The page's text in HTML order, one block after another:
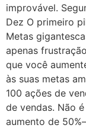
improvável.
Dez O primeiro
Metas
apenas
que você
às suas metas
100 ações de
de vendas. Não
aumento de